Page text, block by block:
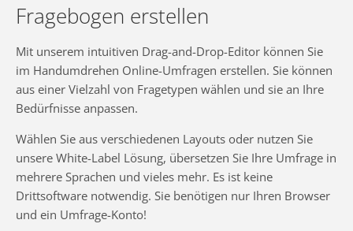
Fragebogen erstellen
Mit unserem intuitiven Drag-and-Drop-Editor können Sie
im Handumdrehen Online-Umfragen erstellen. Sie können
aus einer Vielzahl von Fragetypen wählen und sie an Ihre
Bedürfnisse anpassen.
Wählen Sie aus verschiedenen Layouts oder nutzen Sie
unsere White-Label Lösung, übersetzen Sie Ihre Umfrage in
mehrere Sprachen und vieles mehr. Es ist keine
Drittsoftware notwendig. Sie benötigen nur Ihren Browser
und ein Umfrage-Konto!